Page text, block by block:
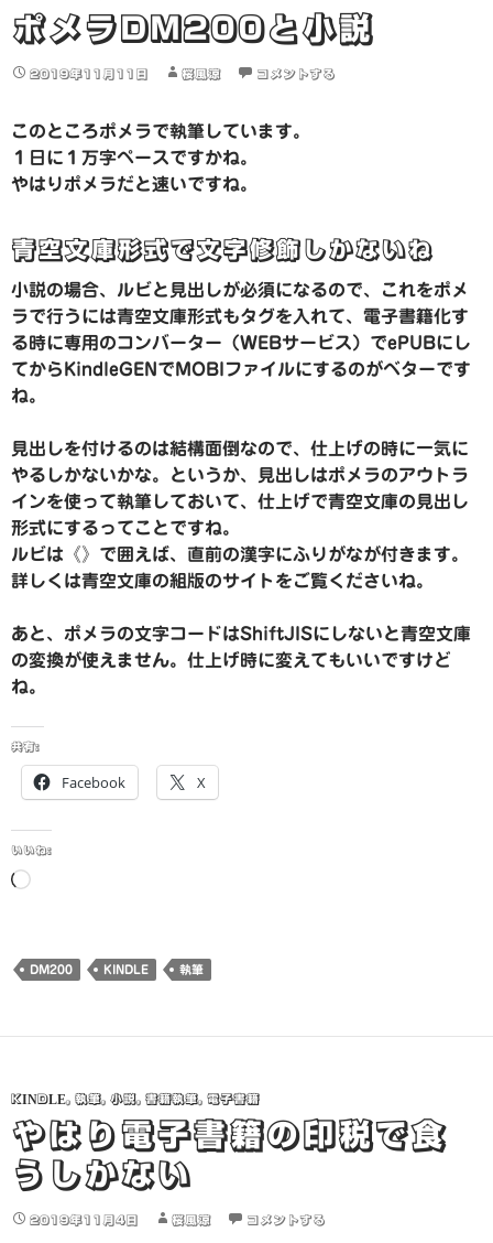
ポメラDM200と小説
2019年11月11日 桜風涼 コメントする
このところポメラで執筆しています。
１日に１万字ペースですかね。
やはりポメラだと速いですね。
青空文庫形式で文字修飾しかないね
小説の場合、ルビと見出しが必須になるので、これをポメ
ラで行うには青空文庫形式もタグを入れて、電子書籍化す
る時に専用のコンバーター（WEBサービス）でePUBにし
てからKindleGENでMOBIファイルにするのがベターです
ね。
見出しを付けるのは結構面倒なので、仕上げの時に一気に
やるしかないかな。というか、見出しはポメラのアウトラ
インを使って執筆しておいて、仕上げで青空文庫の見出し
形式にするってことですね。
ルビは《》で囲えば、直前の漢字にふりがなが付きます。
詳しくは青空文庫の組版のサイトをご覧くださいね。
あと、ポメラの文字コードはShiftJISにしないと青空文庫
の変換が使えません。仕上げ時に変えてもいいですけど
ね。
共有:
Facebook X
いいね:
読
み
DM200 KINDLE 執筆
KINDLE, 執筆, 小説, 書籍執筆, 電子書籍
やはり電子書籍の印税で食
うしかない
2019年11月4日 桜風涼 コメントする